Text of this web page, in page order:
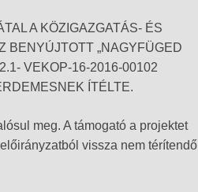
A KÖZIGAZGATÁS- ÉS
BENYÚJTOTT „NAGYFÜGED
VEKOP-16-2016-00102
ÍTÉLTE.
meg. A támogató a projektet
vissza nem térítendő